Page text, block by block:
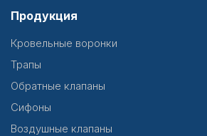
Продукция
Кровельные воронки
Трапы
Обратные клапаны
Сифоны
Воздушные клапаны